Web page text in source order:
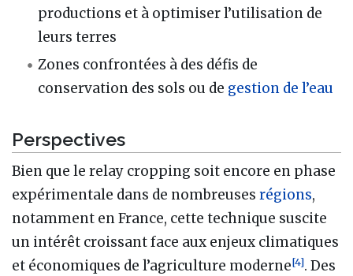
productions et à optimiser l’utilisation de
leurs terres
Zones confrontées à des défis de
conservation des sols ou de gestion de l’eau
Perspectives
Bien que le relay cropping soit encore en phase
expérimentale dans de nombreuses régions,
notamment en France, cette technique suscite
un intérêt croissant face aux enjeux climatiques
et économiques de l’agriculture moderne[4]. Des